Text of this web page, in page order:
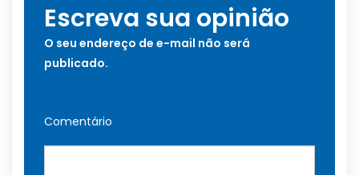
Escreva sua opinião
O seu endereço de e-mail não será
publicado.
Comentário